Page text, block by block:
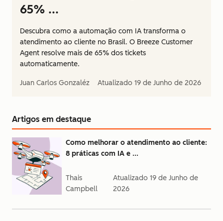
65% ...
Descubra como a automação com IA transforma o
atendimento ao cliente no Brasil. O Breeze Customer
Agent resolve mais de 65% dos tickets
automaticamente.
Juan Carlos Gonzaléz Atualizado 19 de Junho de 2026
Artigos em destaque
Como melhorar o atendimento ao cliente:
8 práticas com IA e ...
Thais
Campbell
Atualizado 19 de Junho de
2026